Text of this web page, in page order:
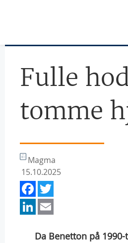
Fulle
tomme
Magma
15.10.2025
Facebook
LinkedIn
Da Benetton på